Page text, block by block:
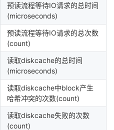
预读流程等待IO请求的总时间
(microseconds)
预读流程等待IO请求的总次数
(count)
读取diskcache的总时间
(microseconds)
读取diskcache中block产生
哈希冲突的次数(count)
读取diskcache失败的次数
(count)